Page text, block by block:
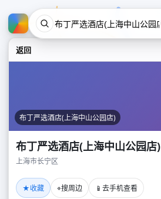
返回
布丁严选酒店(上海中山公园店)
布丁严选酒店(上海中山公园店)
上海市长宁区
★收藏 ⌖搜周边 📱 去手机查看